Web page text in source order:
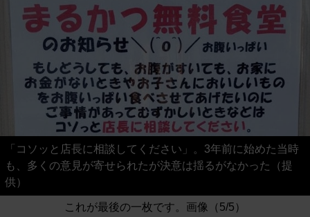
「コソッと店長に相談してください」。3年前に始めた当時
も、多くの意見が寄せられたが決意は揺るがなかった（提
供）
これが最後の一枚です。画像（5/5）